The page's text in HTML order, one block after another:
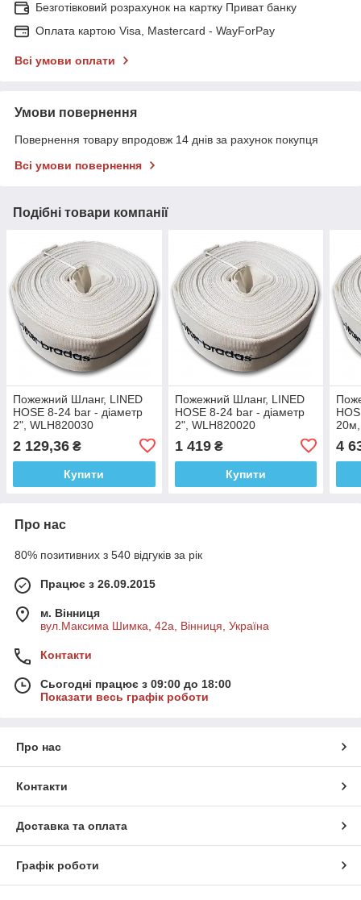
Безготівковий розрахунок на картку Приват банку
Оплата картою Visa, Mastercard - WayForPay
Всі умови оплати
Умови повернення
Повернення товару впродовж 14 днів за рахунок покупця
Всі умови повернення
Подібні товари компанії
Пожежний Шланг, LINED
HOSE 8-24 bar - діаметр
2", WLH820030
2 129,36 ₴
Купити
Пожежний Шланг, LINED
HOSE 8-24 bar - діаметр
2", WLH820020
1 419₴
Купити
4
Про нас
80% позитивних з 540 відгуків за рік
Працює з 26.09.2015
м. Вінниця
вул.Максима Шимка, 42а, Вінниця, Україна
Контакти
Сьогодні працює з 09:00 до 18:00
Показати весь графік роботи
Про нас
Контакти
Доставка та оплата
Графік роботи